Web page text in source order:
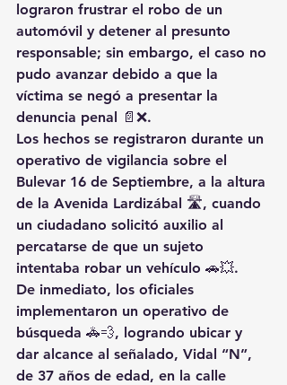
lograron frustrar el robo de un
automóvil y detener al presunto
responsable; sin embargo, el caso no
pudo avanzar debido a que la
víctima se negó a presentar la
denuncia penal 📄❌.
Los hechos se registraron durante un
operativo de vigilancia sobre el
Bulevar 16 de Septiembre, a la altura
de la Avenida Lardizábal 🛣️, cuando
un ciudadano solicitó auxilio al
percatarse de que un sujeto
intentaba robar un vehículo 🚗💥.
De inmediato, los oficiales
implementaron un operativo de
búsqueda 🚓💨, logrando ubicar y
dar alcance al señalado, Vidal “N”,
de 37 años de edad, en la calle